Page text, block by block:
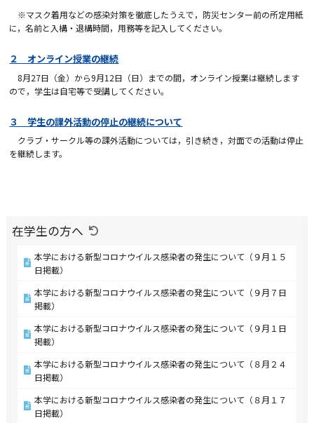
※マスク着用などの感染対策を徹底したうえで，防災センター前の所定用紙
に，名前と入構・退構時間，用務等を記入してください。
２ オンライン授業の継続
8月27日（金）から9月12日（日）までの間，オンライン授業は継続します
ので，学生は自宅等で受講してください。
３ 学生の課外活動の停止の継続について
クラブ・サークル等の課外活動については，引き続き，対面での活動は停止
を継続します。
在学生の方へ
本学における新型コロナウイルス感染者の発生について（９月１５
日掲載）
本学における新型コロナウイルス感染者の発生について（９月７日
掲載）
本学における新型コロナウイルス感染者の発生について（９月１日
掲載）
本学における新型コロナウイルス感染者の発生について（８月２４
日掲載）
本学における新型コロナウイルス感染者の発生について（８月１７
日掲載）